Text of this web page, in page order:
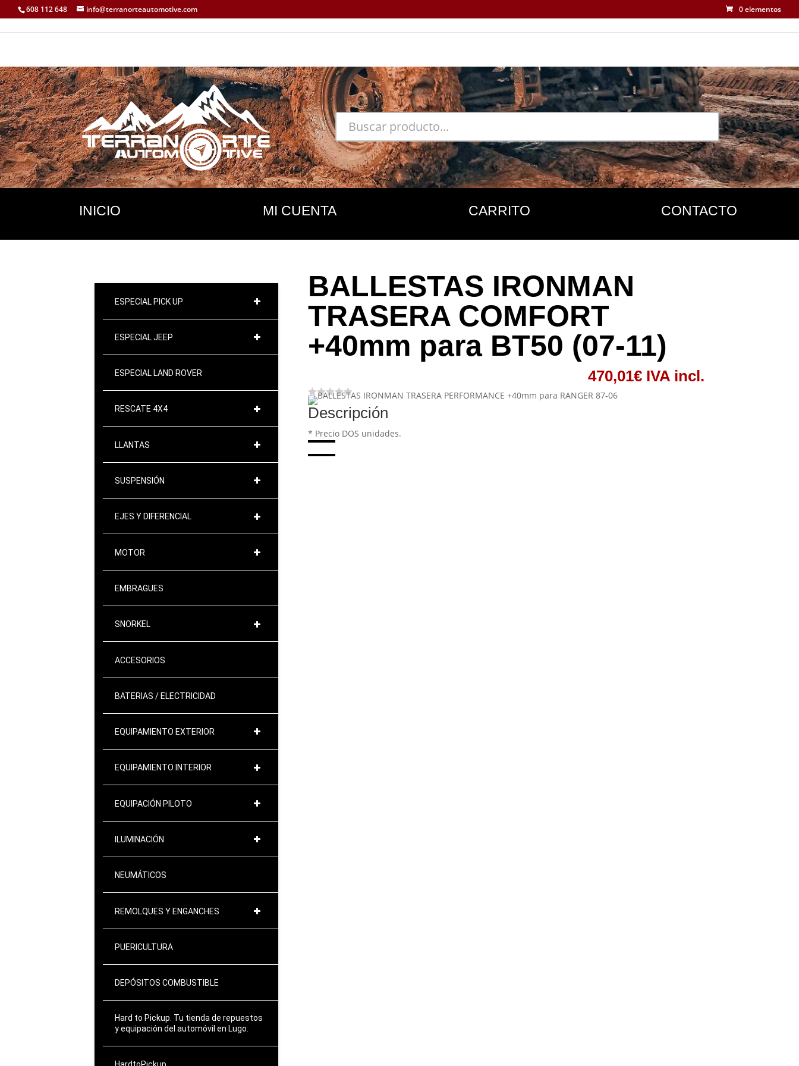
608 112 648 info@terranorteautomotive.com 0 elementos
INICIO MI CUENTA CARRITO CONTACTO
ESPECIAL PICK UP
ESPECIAL JEEP
ESPECIAL LAND ROVER
RESCATE 4X4
LLANTAS
SUSPENSIÓN
EJES Y DIFERENCIAL
MOTOR
EMBRAGUES
SNORKEL
ACCESORIOS
BATERIAS / ELECTRICIDAD
EQUIPAMIENTO EXTERIOR
EQUIPAMIENTO INTERIOR
EQUIPACIÓN PILOTO
ILUMINACIÓN
NEUMÁTICOS
REMOLQUES Y ENGANCHES
PUERICULTURA
DEPÓSITOS COMBUSTIBLE
Hard to Pickup. Tu tienda de repuestos
y equipación del automóvil en Lugo.
BALLESTAS IRONMAN
TRASERA COMFORT
+40mm para BT50 (07-11)
470,01€ IVA incl.
Descripción
* Precio DOS unidades.